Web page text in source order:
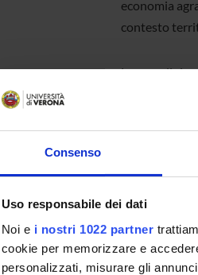
Consenso
Uso responsabile dei dati
Noi e i nostri 1022 partner
cookie per memorizzare e
personalizzati, misurare gli
economia
contesto
Le aree di
gestione
logistica e